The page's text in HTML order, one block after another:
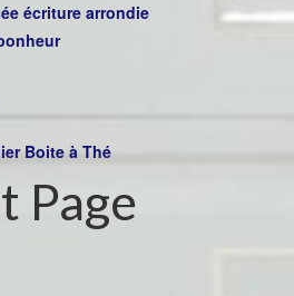
écriture arrondie
Boite à Thé
Page